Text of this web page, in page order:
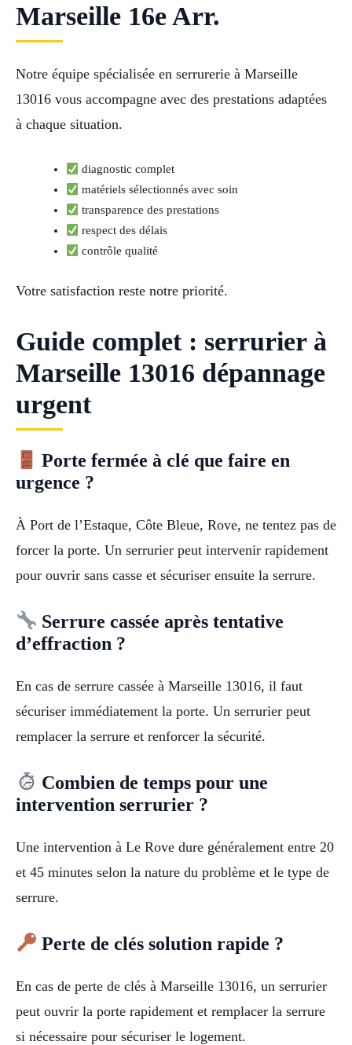
Marseille 16e Arr.
Notre équipe spécialisée en serrurerie à Marseille
13016 vous accompagne avec des prestations adaptées
à chaque situation.
diagnostic complet
matériels sélectionnés avec soin
transparence des prestations
respect des délais
contrôle qualité
Votre satisfaction reste notre priorité.
Guide complet : serrurier à
Marseille 13016 dépannage
urgent
Porte fermée à clé que faire en
urgence ?
À Port de l’Estaque, Côte Bleue, Rove, ne tentez pas de
forcer la porte. Un serrurier peut intervenir rapidement
pour ouvrir sans casse et sécuriser ensuite la serrure.
Serrure cassée après tentative
d’effraction ?
En cas de serrure cassée à Marseille 13016, il faut
sécuriser immédiatement la porte. Un serrurier peut
remplacer la serrure et renforcer la sécurité.
Combien de temps pour une
intervention serrurier ?
Une intervention à Le Rove dure généralement entre 20
et 45 minutes selon la nature du problème et le type de
serrure.
Perte de clés solution rapide ?
En cas de perte de clés à Marseille 13016, un serrurier
peut ouvrir la porte rapidement et remplacer la serrure
si nécessaire pour sécuriser le logement.